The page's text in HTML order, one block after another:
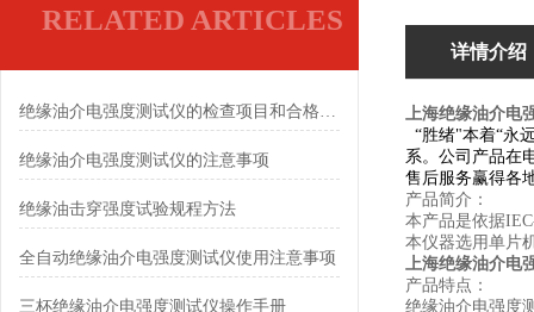
RELATED ARTICLES
绝缘油介电强度测试仪的检查项目和合格标准
绝缘油介电强度测试仪的注意事项
绝缘油击穿强度试验规程方法
全自动绝缘油介电强度测试仪使用注意事项
三杯绝缘油介电强度测试仪操作手册
详情介绍
上海绝缘油介电
“胜绪"本着“永
系。公司产品在
售后服务赢得各
产品简介：
本产品是依据
本仪器选用单片
上海绝缘油介电
产品特点：
绝缘油介电强度